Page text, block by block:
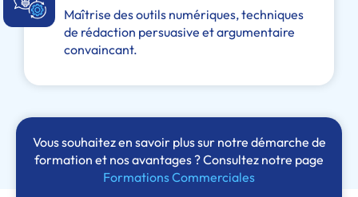
Maîtrise des outils numériques, techniques
de rédaction persuasive et argumentaire
convaincant.
Vous souhaitez en savoir plus sur notre démarche de
formation et nos avantages ? Consultez notre page
Formations Commerciales